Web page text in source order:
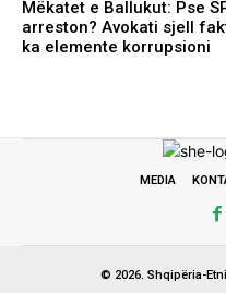
Mëkatet e Ballukut: Pse
arreston? Avokati sjell
ka elemente korrupsioni
MEDIA
© 2026. Shqipëria-